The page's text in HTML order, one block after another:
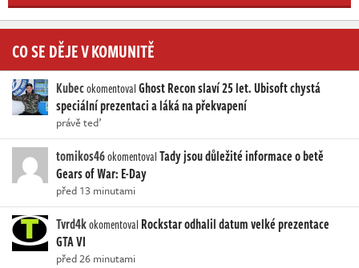
CO SE DĚJE V KOMUNITĚ
KubecokomentovalGhost Recon slaví 25 let. Ubisoft chystá
speciální prezentaci a láká na překvapení
právě teď
tomikos46okomentovalTady jsou důležité informace o betě
Gears of War: E-Day
před 13 minutami
Tvrd4kokomentoval Rockstar odhalil datum velké prezentace
GTA VI
před 26 minutami